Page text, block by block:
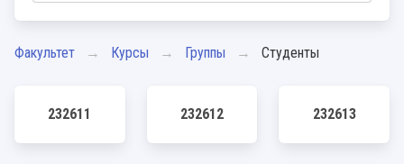
Факультет Курсы Группы Студенты
232611 232612 232613